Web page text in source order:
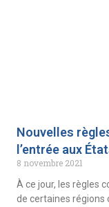
Nouvelles
l’entrée aux
8 novembre 2021
À ce jour, les règles
de certaines régions